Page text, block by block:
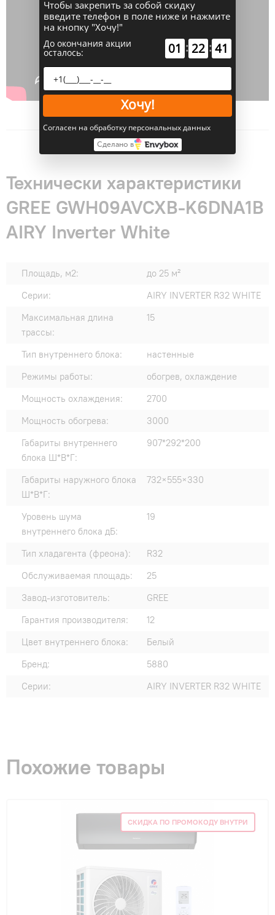
Технически характеристики
GREE GWH09AVCXB-K6DNA1B
AIRY Inverter White
Площадь, м2:
до 25 м²
Серии:
AIRY INVERTER R32 WHITE
Максимальная длина
трассы:
15
Тип внутреннего блока:
настенные
Режимы работы:
обогрев, охлаждение
Мощность охлаждения:
2700
Мощность обогрева:
3000
Габариты внутреннего
блока Ш*В*Г:
907*292*200
Габариты наружного блока
Ш*В*Г:
732×555×330
Уровень шума
внутреннего блока дБ:
19
Тип хладагента (фреона):
R32
Обслуживаемая площадь:
25
Завод-изготовитель:
GREE
Гарантия производителя:
12
Цвет внутреннего блока:
Белый
Бренд:
5880
Серии:
AIRY INVERTER R32 WHITE
Похожие товары
СКИДКА ПО ПРОМОКОДУ ВНУТРИ
Чтобы закрепить за собой скидку
введите телефон в поле ниже и нажмите
на кнопку "Хочу!"
До окончания акции
осталось: 01 : 22 : 40
Хочу!
Согласен на обработку персональных данных
Сделано в